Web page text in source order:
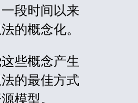
段时间以来
的概念化。
些概念产生
的最佳方式
模型。